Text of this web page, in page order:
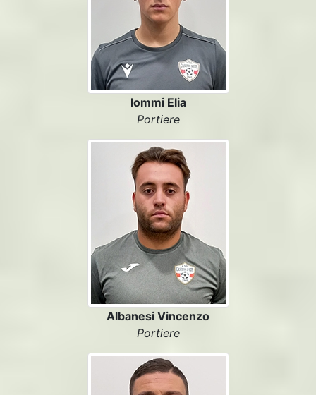
Iommi Elia
Portiere
Albanesi Vincenzo
Portiere